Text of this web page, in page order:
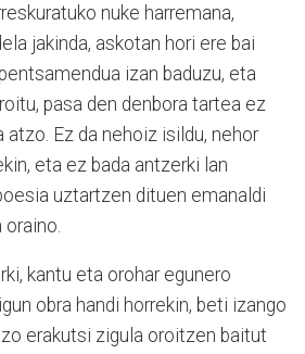
nuke harremana,
jakinda, askotan hori ere bai
izan baduzu, eta
pasa den denbora tartea ez
Ez da nehoiz isildu, nehor
eta ez bada antzerki lan
uztartzen dituen emanaldi
kantu eta orohar egunero
obra handi horrekin, beti izango
erakutsi zigula oroitzen baitut